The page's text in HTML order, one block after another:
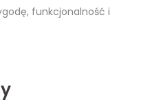
funkcjonalność i